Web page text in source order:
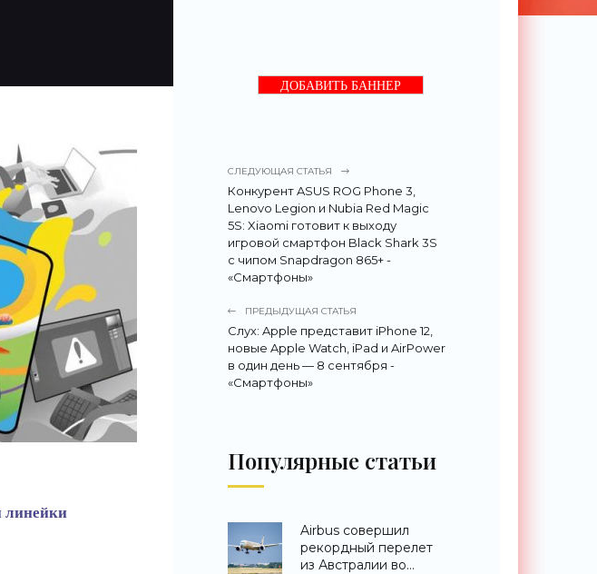
линейки
ДОБАВИТЬ БАННЕР
СЛЕДУЮЩАЯ СТАТЬЯ
Конкурент ASUS ROG Phone 3,
Lenovo Legion и Nubia Red Magic
5S: Xiaomi готовит к выходу
игровой смартфон Black Shark 3S
c чипом Snapdragon 865+ -
«Смартфоны»
ПРЕДЫДУЩАЯ СТАТЬЯ
Слух: Apple представит iPhone 12,
новые Apple Watch, iPad и AirPower
в один день — 8 сентября -
«Смартфоны»
Популярные статьи
Airbus совершил
рекордный перелет
из Австралии во